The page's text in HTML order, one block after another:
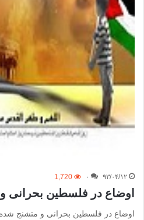
۹۳/۰۴/۱۲ ۰ 1,720
اوضاع در فلسطین
اوضاع در فلسطین بحرانی و متشنج